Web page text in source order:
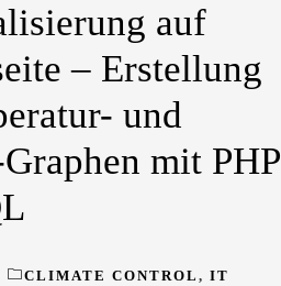
auf
– Erstellung
und
mit PHP
CLIMATE CONTROL , IT